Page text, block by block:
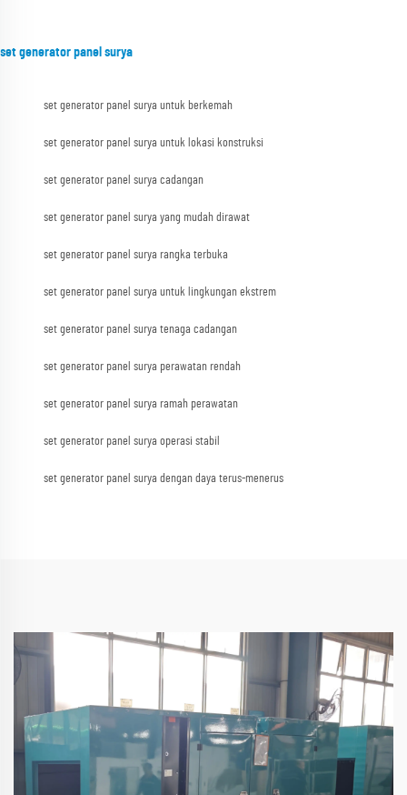
set generator panel surya
set generator panel surya untuk berkemah
set generator panel surya untuk lokasi konstruksi
set generator panel surya cadangan
set generator panel surya yang mudah dirawat
set generator panel surya rangka terbuka
set generator panel surya untuk lingkungan ekstrem
set generator panel surya tenaga cadangan
set generator panel surya perawatan rendah
set generator panel surya ramah perawatan
set generator panel surya operasi stabil
set generator panel surya dengan daya terus-menerus